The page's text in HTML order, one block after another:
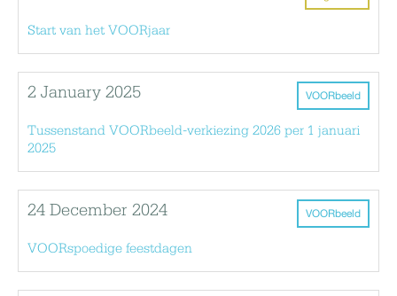
Start van het VOORjaar
VOORbeeld
2 January 2025
Tussenstand VOORbeeld-verkiezing 2026 per 1 januari
2025
VOORbeeld
24 December 2024
VOORspoedige feestdagen